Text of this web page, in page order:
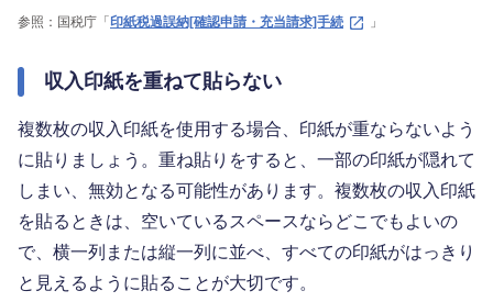
参照：国税庁「 印紙税過誤納[確認申請・充当請求]手続 」
収入印紙を重ねて貼らない
複数枚の収入印紙を使用する場合、印紙が重ならないよう
に貼りましょう。重ね貼りをすると、一部の印紙が隠れて
しまい、無効となる可能性があります。複数枚の収入印紙
を貼るときは、空いているスペースならどこでもよいの
で、横一列または縦一列に並べ、すべての印紙がはっきり
と見えるように貼ることが大切です。